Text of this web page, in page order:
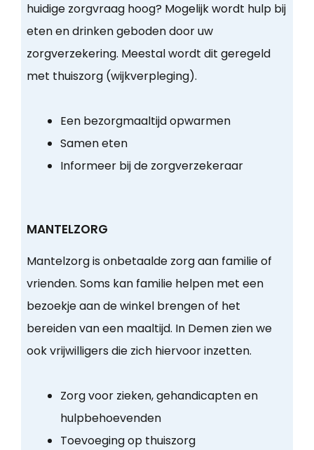
huidige zorgvraag hoog? Mogelijk wordt hulp bij
eten en drinken geboden door uw
zorgverzekering. Meestal wordt dit geregeld
met thuiszorg (wijkverpleging).
Een bezorgmaaltijd opwarmen
Samen eten
Informeer bij de zorgverzekeraar
MANTELZORG
Mantelzorg is onbetaalde zorg aan familie of
vrienden. Soms kan familie helpen met een
bezoekje aan de winkel brengen of het
bereiden van een maaltijd. In Demen zien we
ook vrijwilligers die zich hiervoor inzetten.
Zorg voor zieken, gehandicapten en
hulpbehoevenden
Toevoeging op thuiszorg